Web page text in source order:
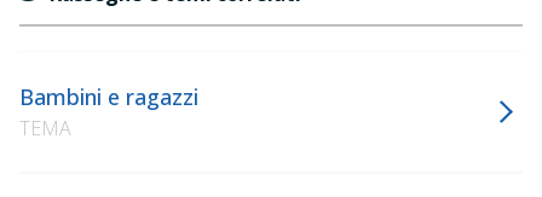
Bambini e ragazzi
TEMA